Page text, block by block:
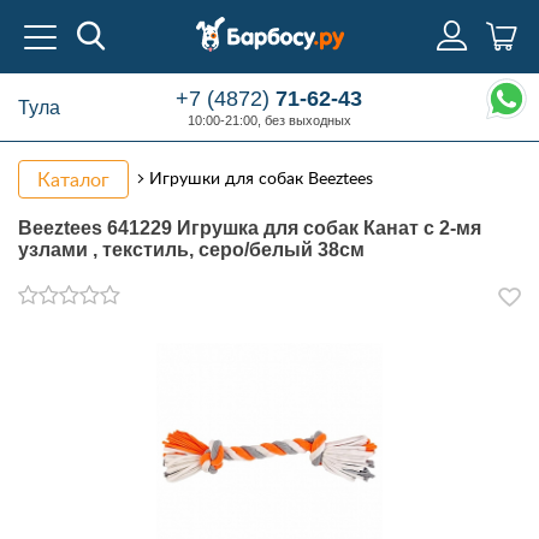
Тула +7 (4872)71-62-43
10:00-21:00, без выходных
Каталог Игрушки для собак Beeztees
Beeztees 641229 Игрушка для собак Канат с 2-мя
узлами , текстиль, серо/белый 38см